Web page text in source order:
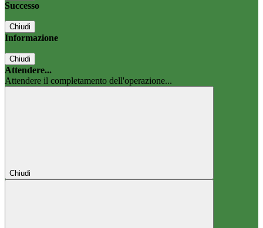
Successo
Chiudi
Informazione
Chiudi
Attendere...
Attendere il completamento dell'operazione...
Chiudi